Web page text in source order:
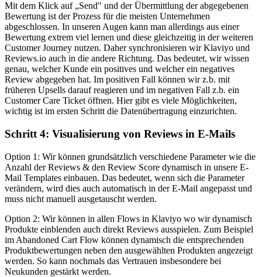
Mit dem Klick auf „Send" und der Übermittlung der abgegebenen
Bewertung ist der Prozess für die meisten Unternehmen
abgeschlossen. In unseren Augen kann man allerdings aus einer
Bewertung extrem viel lernen und diese gleichzeitig in der weiteren
Customer Journey nutzen. Daher synchronisieren wir Klaviyo und
Reviews.io auch in die andere Richtung. Das bedeutet, wir wissen
genau, welcher Kunde ein positives und welcher ein negatives
Review abgegeben hat. Im positiven Fall können wir z.b. mit
früheren Upsells darauf reagieren und im negativen Fall z.b. ein
Customer Care Ticket öffnen. Hier gibt es viele Möglichkeiten,
wichtig ist im ersten Schritt die Datenübertragung einzurichten.
Schritt 4: Visualisierung von Reviews in E-Mails
Option 1: Wir können grundsätzlich verschiedene Parameter wie die
Anzahl der Reviews & den Review Score dynamisch in unsere E-
Mail Templates einbauen. Das bedeutet, wenn sich die Parameter
verändern, wird dies auch automatisch in der E-Mail angepasst und
muss nicht manuell ausgetauscht werden.
Option 2: Wir können in allen Flows in Klaviyo wo wir dynamisch
Produkte einblenden auch direkt Reviews ausspielen. Zum Beispiel
im Abandoned Cart Flow können dynamisch die entsprechenden
Produktbewertungen neben den ausgewählten Produkten angezeigt
werden. So kann nochmals das Vertrauen insbesondere bei
Neukunden gestärkt werden.